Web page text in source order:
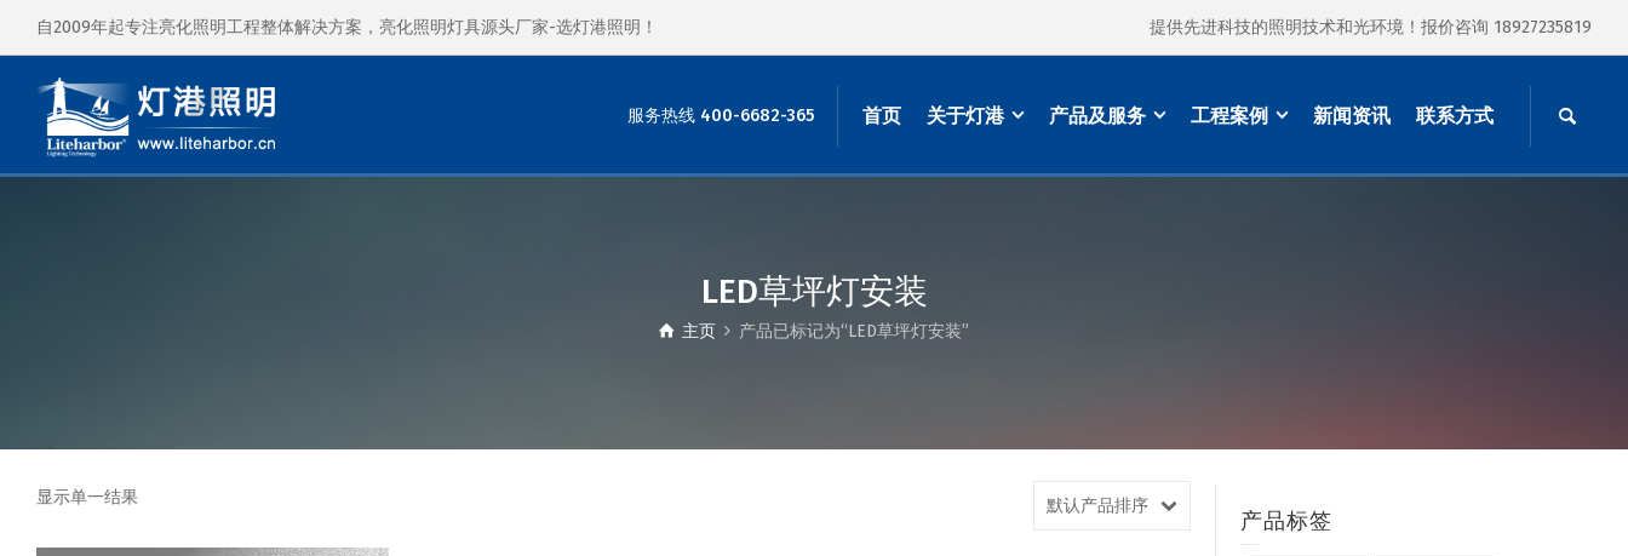
自2009年起专注亮化照明工程整体解决方案，亮化照明灯具源头厂家-选灯港照明！ 提供先进科技的照明技术和光环境！报价咨询 18927235819
服务热线 400-6682-365 首页 关于灯港 产品及服务 工程案例 新闻资讯 联系方式
LED草坪灯安装
主页 产品已标记为“LED草坪灯安装”
显示单一结果 默认产品排序
产品标签